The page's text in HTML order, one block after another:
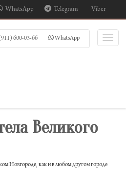
WhatsApp Telegram Viber
600-03-66 WhatsApp
Великого
Новгороде, как и в любом другом городе